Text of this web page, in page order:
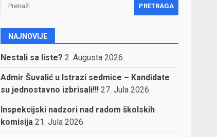
NAJNOVIJE
Nestali sa liste? 2. Augusta 2026.
Admir Šuvalić u Istrazi sedmice – Kandidate
su jednostavno izbrisali!!! 27. Jula 2026.
Inspekcijski nadzori nad radom školskih
komisija 21. Jula 2026.